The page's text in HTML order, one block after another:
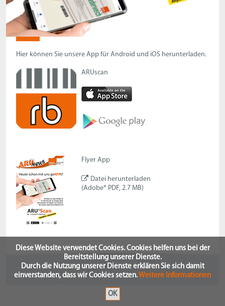
Diese Website verwendet Cookies. Cookies helfen uns bei der
Bereitstellung unserer Dienste.
Durch die Nutzung unserer Dienste erklären Sie sich damit
einverstanden, dass wir Cookies setzen. Weitere Informationen
OK
APP
Hier können Sie unsere App für Android und iOS herunterladen.
ARUscan
Flyer App
Datei herunterladen
(Adobe® PDF, 2.7 MB)